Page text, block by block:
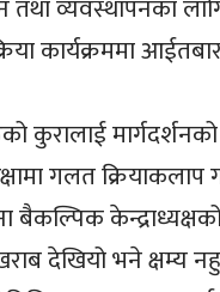
तथा व्यवस्थापनका
कार्यक्रममा
मार्गदर्शनको
गलत
देखियो भने क्षम्य